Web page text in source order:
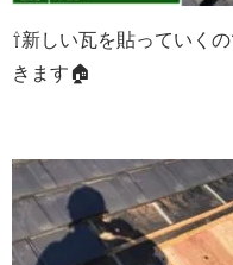
⇧新しい瓦を貼っていくの
きます🏠